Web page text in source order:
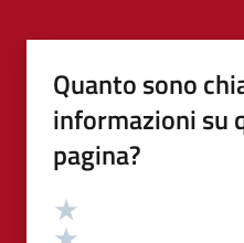
Quanto sono
informazioni su
pagina?
Valutazione